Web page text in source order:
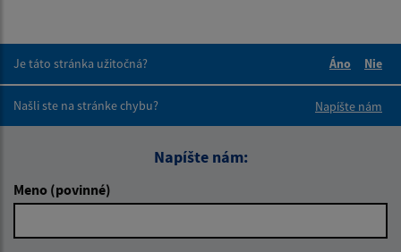
Je táto stránka užitočná?
Áno
Nie
Našli ste na stránke chybu?
Napíšte nám
Napíšte nám:
Meno (povinné)